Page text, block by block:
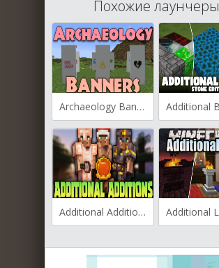
Похожие лаунчеры
Archaeology Banners для Майнкрафт [1.20.4, 1.20.3, 1.20.2]
Additional Additions для Майнкрафт [1.19.4, 1.19.3, 1.19.2]